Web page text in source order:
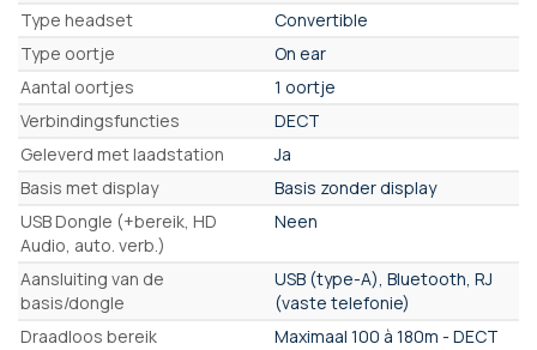
Type headset
Convertible
Type oortje
On ear
Aantal oortjes
1 oortje
Verbindingsfuncties
DECT
Geleverd met laadstation
Ja
Basis met display
Basis zonder display
USB Dongle (+bereik, HD
Audio, auto. verb.)
Neen
Aansluiting van de
basis/dongle
USB (type-A), Bluetooth, RJ
(vaste telefonie)
Draadloos bereik
Maximaal 100 à 180m - DECT